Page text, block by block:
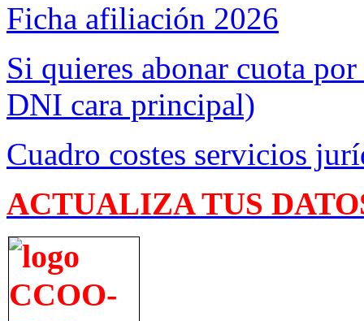
Ficha afiliación 2026
Si quieres abonar cuota
DNI cara principal)
Cuadro costes servicios
ACTUALIZA TUS